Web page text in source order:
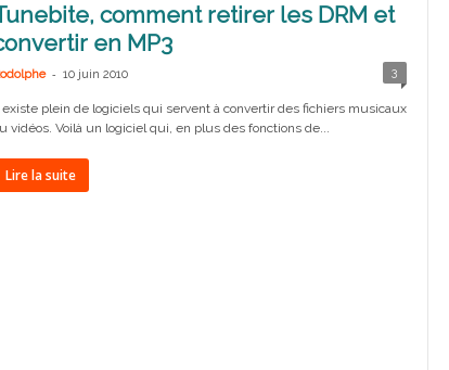
comment retirer les DRM et
en MP3
- 10 juin 2010 3
existe plein de logiciels qui servent à convertir des fichiers musicaux
vidéos. Voilà un logiciel qui, en plus des fonctions de...
Lire la suite